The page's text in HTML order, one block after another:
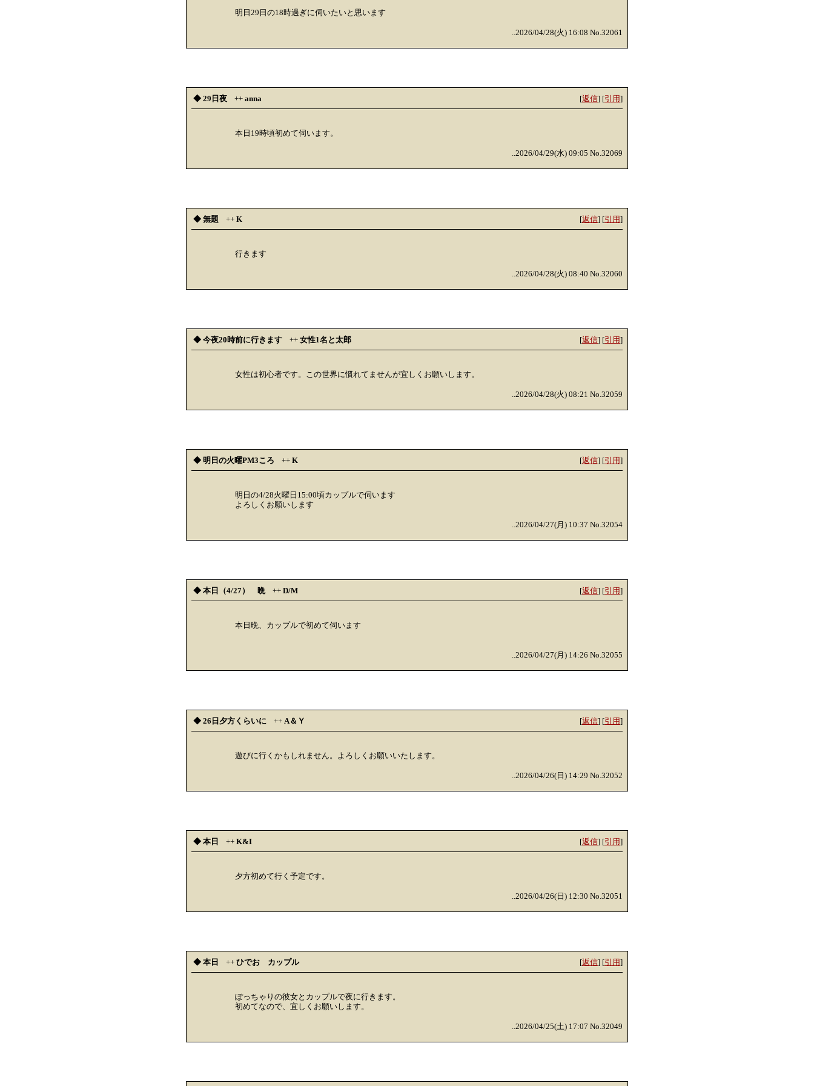
明日29日の18時過ぎに伺いたいと思います
..2026/04/28(火) 16:08 No.32061
◆ 29日夜 ++ anna [返信] [引用]
本日19時頃初めて伺います。
..2026/04/29(水) 09:05 No.32069
◆ 無題 ++ K [返信] [引用]
行きます
..2026/04/28(火) 08:40 No.32060
◆ 今夜20時前に行きます ++ 女性1名と太郎 [返信] [引用]
女性は初心者です。この世界に慣れてませんが宜しくお願いします。
..2026/04/28(火) 08:21 No.32059
◆ 明日の火曜PM3ころ ++ K [返信] [引用]
明日の4/28火曜日15:00頃カップルで伺います
よろしくお願いします
..2026/04/27(月) 10:37 No.32054
◆ 本日（4/27） 晩++ D/M [返信] [引用]
本日晩、カップルで初めて伺います
..2026/04/27(月) 14:26 No.32055
◆ 26日夕方くらいに ++ A＆Ｙ [返信] [引用]
遊びに行くかもしれません。よろしくお願いいたします。
..2026/04/26(日) 14:29 No.32052
◆ 本日 ++ K&I [返信] [引用]
夕方初めて行く予定です。
..2026/04/26(日) 12:30 No.32051
◆ 本日 ++ ひでお カップル [返信] [引用]
ぽっちゃりの彼女とカップルで夜に行きます。
初めてなので、宜しくお願いします。
..2026/04/25(土) 17:07 No.32049